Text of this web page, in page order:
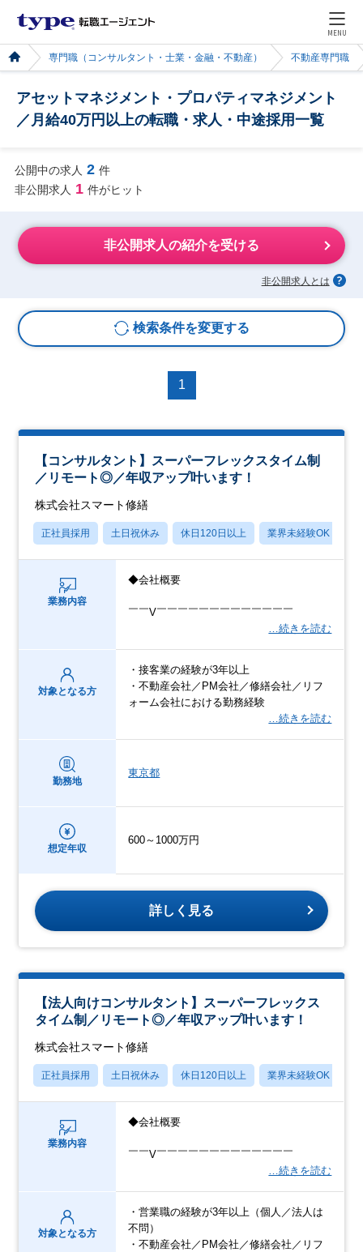
MENU
専門職（コンサルタント・士業・金融・不動産） 不動産専門職
アセットマネジメント・プロパティマネジメント
／月給40万円以上の転職・求人・中途採用一覧
公開中の求人 2 件
非公開求人 1 件がヒット
非公開求人の紹介を受ける
非公開求人とは
検索条件を変更する
1
【コンサルタント】スーパーフレックスタイム制
／リモート◎／年収アップ叶います！
株式会社スマート修繕
正社員採用 土日祝休み 休日120日以上 業界未経験OK
業務内容
◆会社概要
￣￣V￣￣￣￣￣￣￣￣￣￣￣￣￣
…続きを読む
対象となる方
・接客業の経験が3年以上
・不動産会社／PM会社／修繕会社／リフ
ォーム会社における勤務経験
…続きを読む
勤務地
東京都
想定年収
600～1000万円
詳しく見る
【法人向けコンサルタント】スーパーフレックス
タイム制／リモート◎／年収アップ叶います！
株式会社スマート修繕
正社員採用 土日祝休み 休日120日以上 業界未経験OK
業務内容
◆会社概要
￣￣V￣￣￣￣￣￣￣￣￣￣￣￣￣
…続きを読む
対象となる方
・営業職の経験が3年以上（個人／法人は
不問）
・不動産会社／PM会社／修繕会社／リフ